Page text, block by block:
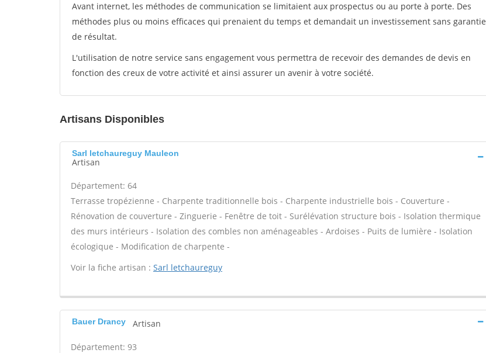
Avant internet, les méthodes de communication se limitaient aux prospectus ou au porte à porte. Des
méthodes plus ou moins efficaces qui prenaient du temps et demandait un investissement sans garantie
de résultat.
L'utilisation de notre service sans engagement vous permettra de recevoir des demandes de devis en
fonction des creux de votre activité et ainsi assurer un avenir à votre société.
Artisans Disponibles
Sarl letchaureguy Mauleon
Artisan
Département: 64
Terrasse tropézienne - Charpente traditionnelle bois - Charpente industrielle bois - Couverture -
Rénovation de couverture - Zinguerie - Fenêtre de toit - Surélévation structure bois - Isolation thermique
des murs intérieurs - Isolation des combles non aménageables - Ardoises - Puits de lumière - Isolation
écologique - Modification de charpente -
Voir la fiche artisan : Sarl letchaureguy
Bauer Drancy Artisan
Département: 93